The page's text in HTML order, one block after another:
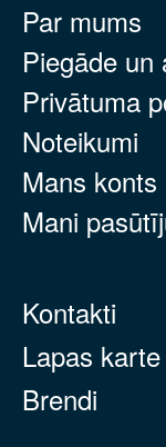
Par mums
Piegāde un
Privātuma
Noteikumi
Mans konts
Mani
Kontakti
Lapas karte
Brendi